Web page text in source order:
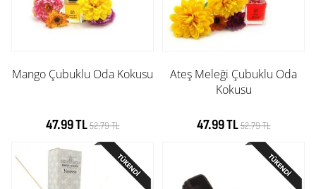
Mango Çubuklu Oda Kokusu
47.99 TL52.79 TL
Ateş Meleği Çubuklu Oda
Kokusu
47.99 TL52.79 TL